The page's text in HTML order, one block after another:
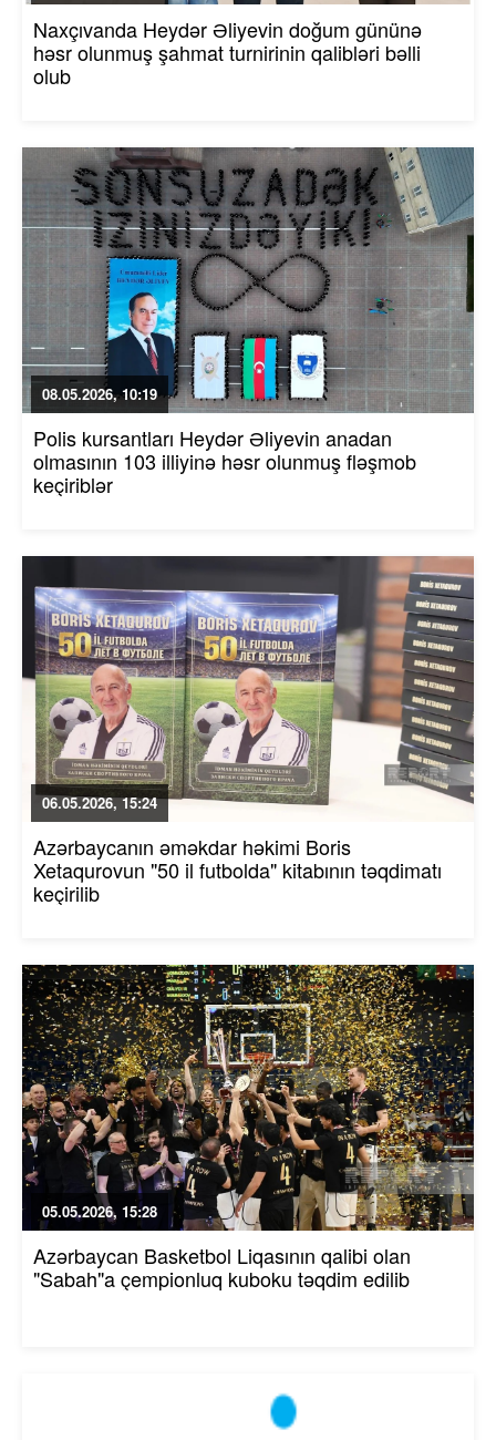
Naxçıvanda Heydər Əliyevin doğum gününə
həsr olunmuş şahmat turnirinin qalibləri bəlli
olub
08.05.2026, 10:19
Polis kursantları Heydər Əliyevin anadan
olmasının 103 illiyinə həsr olunmuş fləşmob
keçiriblər
06.05.2026, 15:24
Azərbaycanın əməkdar həkimi Boris
Xetaqurovun "50 il futbolda" kitabının təqdimatı
keçirilib
05.05.2026, 15:28
Azərbaycan Basketbol Liqasının qalibi olan
"Sabah"a çempionluq kuboku təqdim edilib